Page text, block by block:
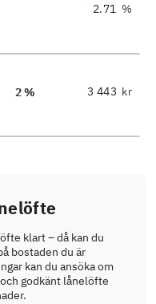
%
2 % kr
klart – då kan du
bostaden du är
kan du ansöka om
godkänt lånelöfte